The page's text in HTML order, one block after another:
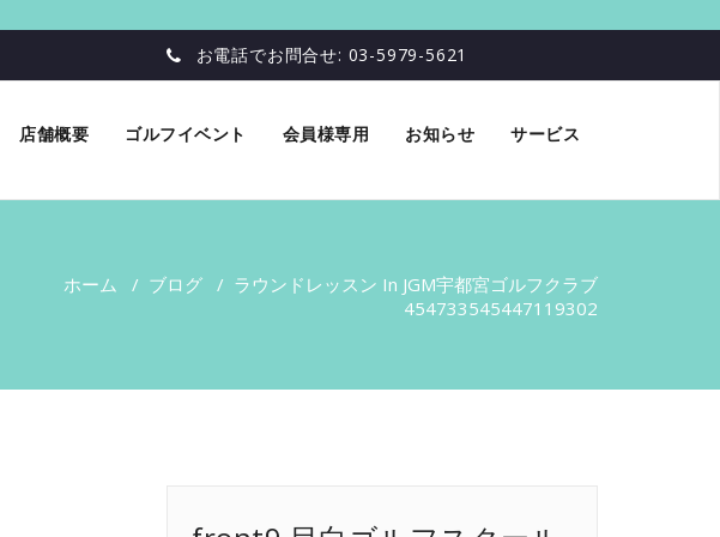
お電話でお問合せ: 03-5979-5621
店舗概要 ゴルフイベント 会員様専用 お知らせ サービス
ホーム / ブログ / ラウンドレッスン In JGM宇都宮ゴルフクラブ
454733545447119302